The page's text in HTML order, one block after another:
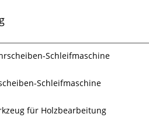
Schleifmaschine
Schleifmaschine
für Holzbearbeitung